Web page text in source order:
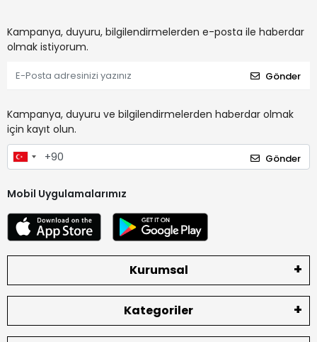
Kampanya, duyuru, bilgilendirmelerden e-posta ile haberdar
olmak istiyorum.
Gönder
Kampanya, duyuru ve bilgilendirmelerden haberdar olmak
için kayıt olun.
Gönder
Mobil Uygulamalarımız
Kurumsal
Kategoriler